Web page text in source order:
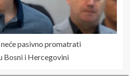
pasivno promatrati
Bosni i Hercegovini